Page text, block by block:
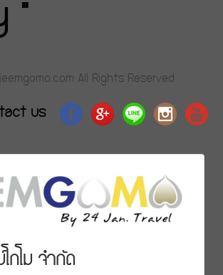
"
All Rights Reserved
us
กโม จำกัด